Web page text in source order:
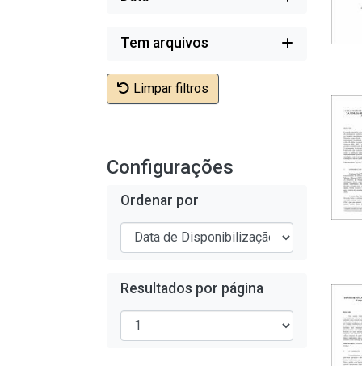
Tem arquivos
Limpar filtros
Configurações
Ordenar por
Resultados por página